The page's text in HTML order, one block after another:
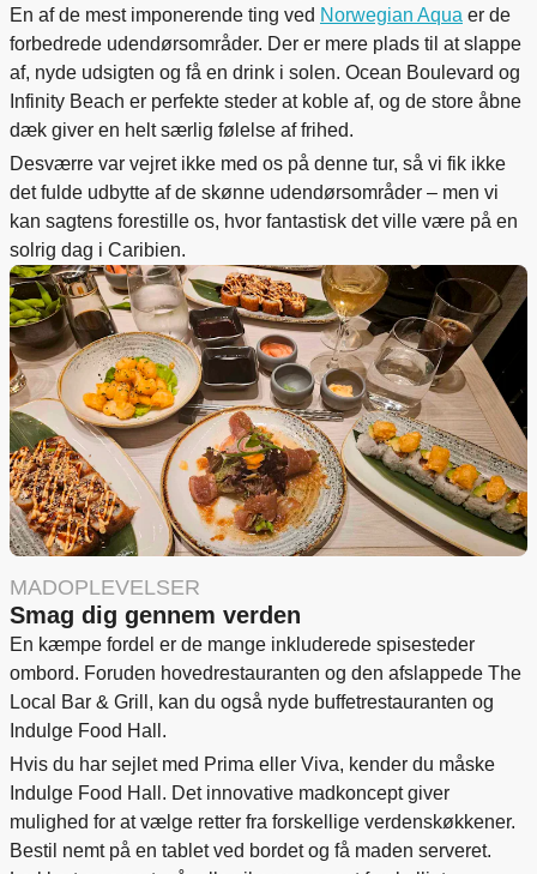
En af de mest imponerende ting ved Norwegian Aqua er de
forbedrede udendørsområder. Der er mere plads til at slappe
af, nyde udsigten og få en drink i solen. Ocean Boulevard og
Infinity Beach er perfekte steder at koble af, og de store åbne
dæk giver en helt særlig følelse af frihed.
Desværre var vejret ikke med os på denne tur, så vi fik ikke
det fulde udbytte af de skønne udendørsområder – men vi
kan sagtens forestille os, hvor fantastisk det ville være på en
solrig dag i Caribien.
MADOPLEVELSER
Smag dig gennem verden
En kæmpe fordel er de mange inkluderede spisesteder
ombord. Foruden hovedrestauranten og den afslappede The
Local Bar & Grill, kan du også nyde buffetrestauranten og
Indulge Food Hall.
Hvis du har sejlet med Prima eller Viva, kender du måske
Indulge Food Hall. Det innovative madkoncept giver
mulighed for at vælge retter fra forskellige verdenskøkkener.
Bestil nemt på en tablet ved bordet og få maden serveret.